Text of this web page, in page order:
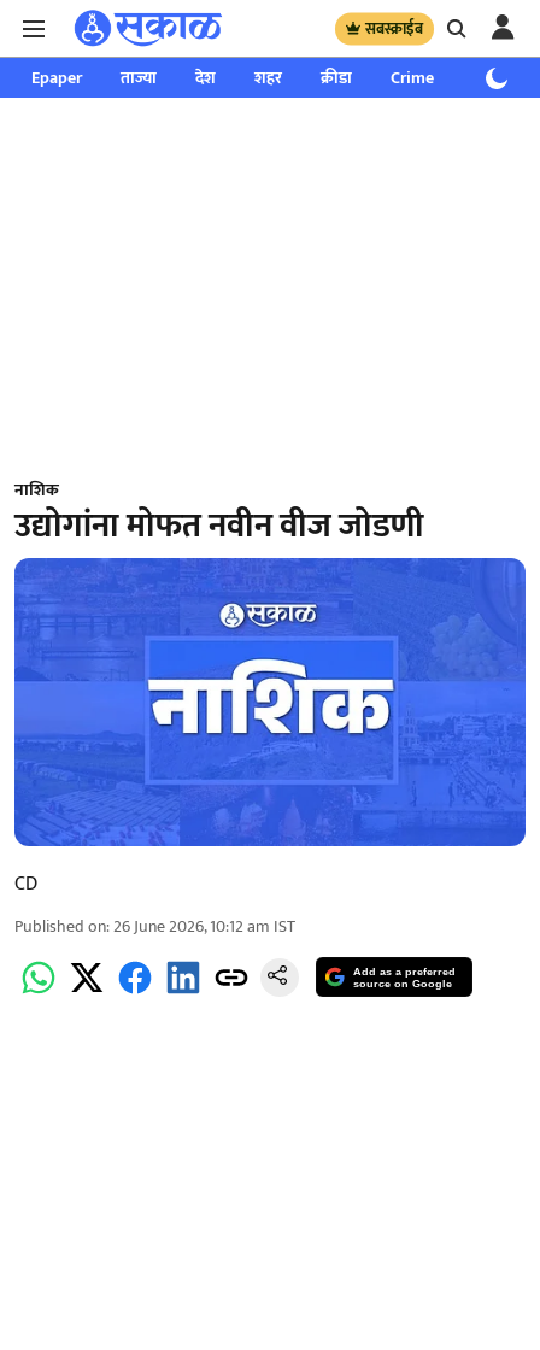
सबस्क्राईब
Epaper ताज्या देश शहर क्रीडा Crime साप्ताहिक
नाशिक
उद्योगांना मोफत नवीन वीज जोडणी
CD
Published on:26 June 2026, 10:12 am IST
Add as a preferred
source on Google